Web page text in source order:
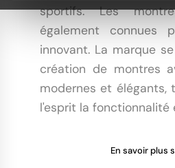
sportifs. Les
également connues
innovant. La marque
création de montres
modernes et élégants,
l'esprit la fonctionnalité
En savoir plus